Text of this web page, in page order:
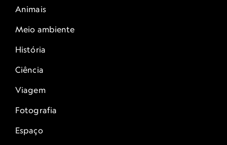
Animais
Meio ambiente
História
Ciência
Viagem
Fotografia
Espaço